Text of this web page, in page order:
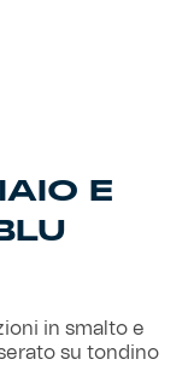
E
in smalto e
su tondino